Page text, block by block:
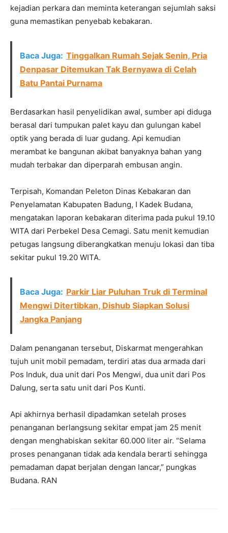
kejadian perkara dan meminta keterangan sejumlah saksi
guna memastikan penyebab kebakaran.
Baca Juga: Tinggalkan Rumah Sejak Senin, Pria
Denpasar Ditemukan Tak Bernyawa di Celah
Batu Pantai Purnama
Berdasarkan hasil penyelidikan awal, sumber api diduga
berasal dari tumpukan palet kayu dan gulungan kabel
optik yang berada di luar gudang. Api kemudian
merambat ke bangunan akibat banyaknya bahan yang
mudah terbakar dan diperparah embusan angin.
Terpisah, Komandan Peleton Dinas Kebakaran dan
Penyelamatan Kabupaten Badung, I Kadek Budana,
mengatakan laporan kebakaran diterima pada pukul 19.10
WITA dari Perbekel Desa Cemagi. Satu menit kemudian
petugas langsung diberangkatkan menuju lokasi dan tiba
sekitar pukul 19.20 WITA.
Baca Juga: Parkir Liar Puluhan Truk di Terminal
Mengwi Ditertibkan, Dishub Siapkan Solusi
Jangka Panjang
Dalam penanganan tersebut, Diskarmat mengerahkan
tujuh unit mobil pemadam, terdiri atas dua armada dari
Pos Induk, dua unit dari Pos Mengwi, dua unit dari Pos
Dalung, serta satu unit dari Pos Kunti.
Api akhirnya berhasil dipadamkan setelah proses
penanganan berlangsung sekitar empat jam 25 menit
dengan menghabiskan sekitar 60.000 liter air. “Selama
proses penanganan tidak ada kendala berarti sehingga
pemadaman dapat berjalan dengan lancar,” pungkas
Budana. RAN